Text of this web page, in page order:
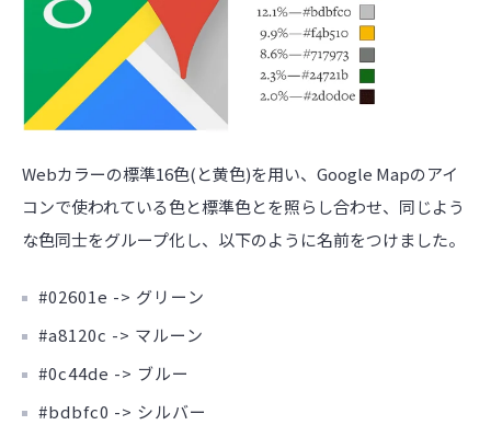
Webカラーの標準16色(と黄色)を用い、Google Mapのアイ
コンで使われている色と標準色とを照らし合わせ、同じよう
な色同士をグループ化し、以下のように名前をつけました。
#02601e -> グリーン
#a8120c -> マルーン
#0c44de -> ブルー
#bdbfc0 -> シルバー